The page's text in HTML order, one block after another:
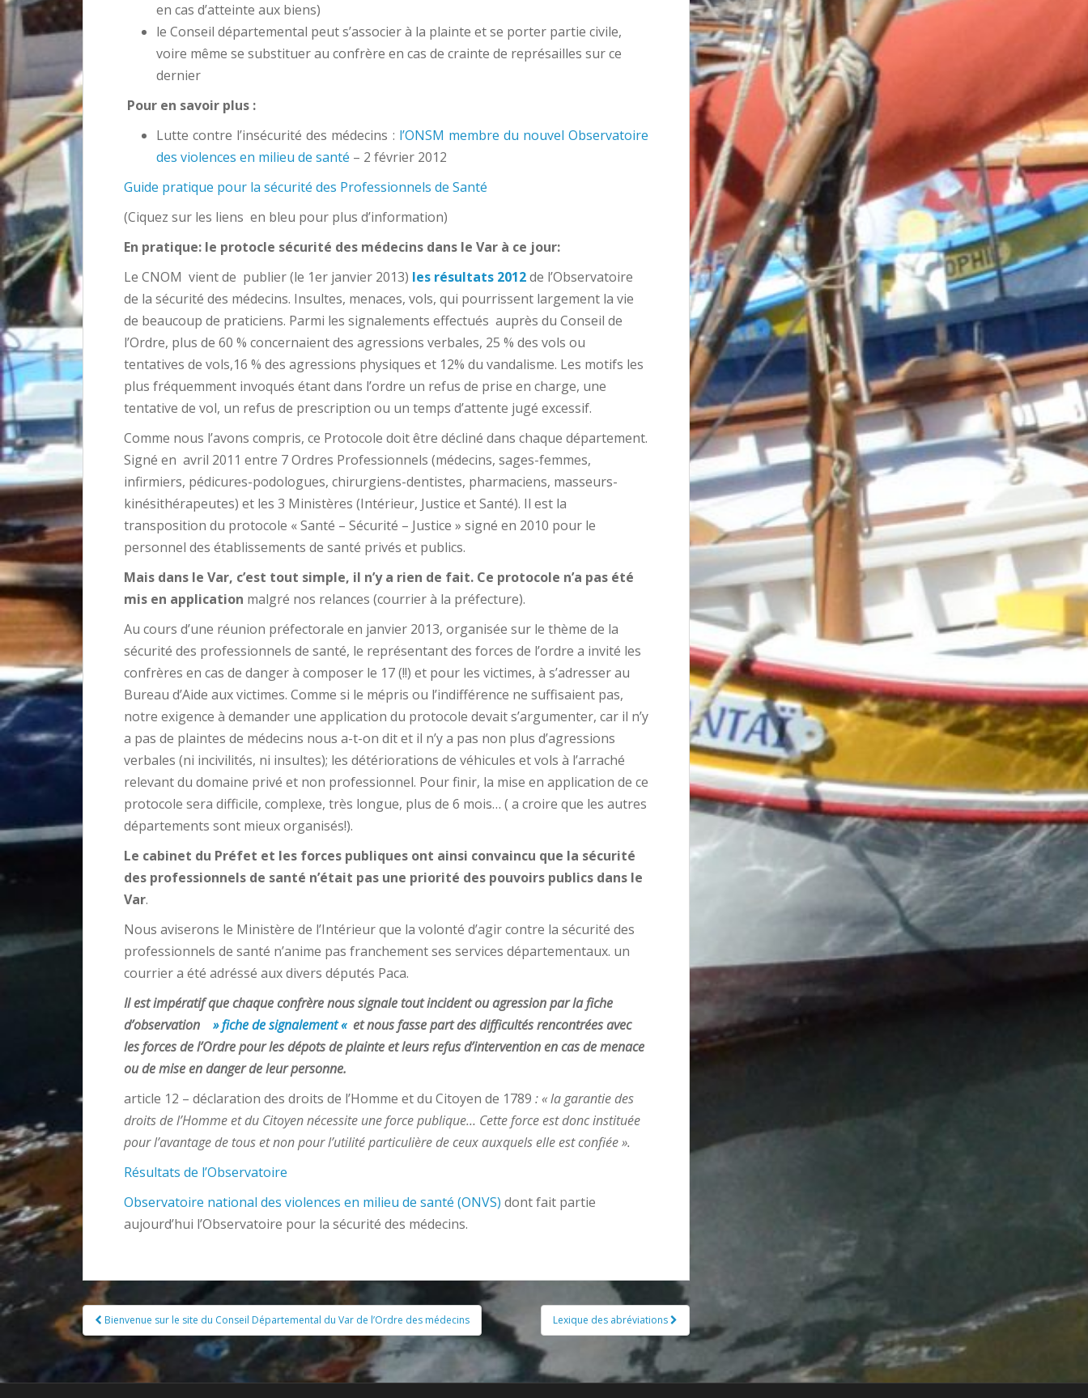
en cas d’atteinte aux biens)
le Conseil départemental peut s’associer à la plainte et se porter partie civile,
voire même se substituer au confrère en cas de crainte de représailles sur ce
dernier
Pour en savoir plus :
Lutte contre l’insécurité des médecins : l’ONSM membre du nouvel Observatoire
des violences en milieu de santé – 2 février 2012
Guide pratique pour la sécurité des Professionnels de Santé
(Ciquez sur les liens en bleu pour plus d’information)
En pratique: le protocle sécurité des médecins dans le Var à ce jour:
Le CNOM vient de publier (le 1er janvier 2013) les résultats 2012de l’Observatoire
de la sécurité des médecins. Insultes, menaces, vols, qui pourrissent largement la vie
de beaucoup de praticiens. Parmi les signalements effectués auprès du Conseil de
l’Ordre, plus de 60 % concernaient des agressions verbales, 25 % des vols ou
tentatives de vols,16 % des agressions physiques et 12% du vandalisme. Les motifs les
plus fréquemment invoqués étant dans l’ordre un refus de prise en charge, une
tentative de vol, un refus de prescription ou un temps d’attente jugé excessif.
Comme nous l’avons compris, ce Protocole doit être décliné dans chaque département.
Signé en avril 2011 entre 7 Ordres Professionnels (médecins, sages-femmes,
infirmiers, pédicures-podologues, chirurgiens-dentistes, pharmaciens, masseurs-
kinésithérapeutes) et les 3 Ministères (Intérieur, Justice et Santé). Il est la
transposition du protocole « Santé – Sécurité – Justice » signé en 2010 pour le
personnel des établissements de santé privés et publics.
Mais dans le Var, c’est tout simple, il n’y a rien de fait. Ce protocole n’a pas été
mis en application malgré nos relances (courrier à la préfecture).
Au cours d’une réunion préfectorale en janvier 2013, organisée sur le thème de la
sécurité des professionnels de santé, le représentant des forces de l’ordre a invité les
confrères en cas de danger à composer le 17 (!!) et pour les victimes, à s’adresser au
Bureau d’Aide aux victimes. Comme si le mépris ou l’indifférence ne suffisaient pas,
notre exigence à demander une application du protocole devait s’argumenter, car il n’y
a pas de plaintes de médecins nous a-t-on dit et il n’y a pas non plus d’agressions
verbales (ni incivilités, ni insultes); les détériorations de véhicules et vols à l’arraché
relevant du domaine privé et non professionnel. Pour finir, la mise en application de ce
protocole sera difficile, complexe, très longue, plus de 6 mois… ( a croire que les autres
départements sont mieux organisés!).
Le cabinet du Préfet et les forces publiques ont ainsi convaincu que la sécurité
des professionnels de santé n’était pas une priorité des pouvoirs publics dans le
Var.
Nous aviserons le Ministère de l’Intérieur que la volonté d’agir contre la sécurité des
professionnels de santé n’anime pas franchement ses services départementaux. un
courrier a été adréssé aux divers députés Paca.
Il est impératif que chaque confrère nous signale tout incident ou agression par la fiche
d’observation
»fiche de signalement« et nous fasse part des difficultés rencontrées avec
les forces de l’Ordre pour les dépots de plainte et leurs refus d’intervention en cas de menace
ou de mise en danger de leur personne.
article 12 – déclaration des droits de l’Homme et du Citoyen de 1789 : « la garantie des
droits de l’Homme et du Citoyen nécessite une force publique… Cette force est donc instituée
pour l’avantage de tous et non pour l’utilité particulière de ceux auxquels elle est confiée ».
Résultats de l’Observatoire
Observatoire national des violences en milieu de santé (ONVS) dont fait partie
aujourd’hui l’Observatoire pour la sécurité des médecins.
Pagination
d'article
Bienvenue sur le site du Conseil Départemental du Var de l’Ordre des médecins Lexique des abréviations